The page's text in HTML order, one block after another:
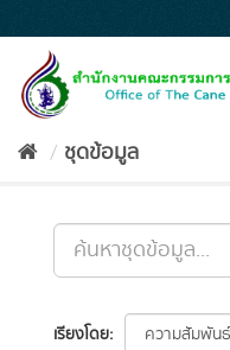
to
content
ชุดข้อมูล
เรียงโดย